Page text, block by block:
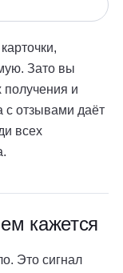
Зато вы
получения и
с отзывами даёт
всех
кажется
Это сигнал